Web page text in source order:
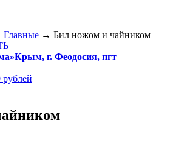
Главные → Бил ножом и чайником
Крым, г. Феодосия, пгт